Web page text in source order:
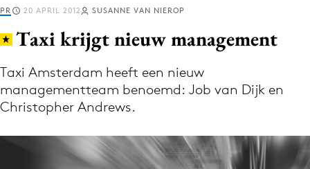
Log in
Download de app
Volg het laatste nieuws via de Adformatie
Nieuws app
PR 20 APRIL 2012 SUSANNE VAN NIEROP
Taxi krijgt nieuw management
Taxi Amsterdam heeft een nieuw
managementteam benoemd: Job van Dijk en
Christopher Andrews.